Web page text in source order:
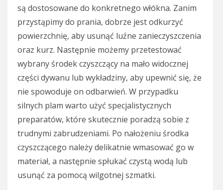
są dostosowane do konkretnego włókna. Zanim
przystąpimy do prania, dobrze jest odkurzyć
powierzchnię, aby usunąć luźne zanieczyszczenia
oraz kurz. Następnie możemy przetestować
wybrany środek czyszczący na mało widocznej
części dywanu lub wykładziny, aby upewnić się, że
nie spowoduje on odbarwień. W przypadku
silnych plam warto użyć specjalistycznych
preparatów, które skutecznie poradzą sobie z
trudnymi zabrudzeniami. Po nałożeniu środka
czyszczącego należy delikatnie wmasować go w
materiał, a następnie spłukać czystą wodą lub
usunąć za pomocą wilgotnej szmatki.